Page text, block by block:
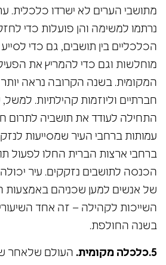
מתושבי הערים לא ישרדו כלכלית.
נרתמו למשימה והן פועלות כדי
הכלכליים בין תושבים, גם כדי
מוחלשות וגם כדי להמריץ את
המקומית. בשנה הקרובה נראה יותר
חברתיים וליוזמות קהילתיות. למשל,
התחילה לעודד את תושביה לתרום
עמותות ברחבי העיר שמסייעות
ברחבי ארצות הברית החלו לפעול
הכנסה לתושבים נזקקים. עיר
של אנשים למען שכניהם באמצעות
השייכות לקהילה – זה אחד
בשנה החולפת.
5.כלכלה מקומית.